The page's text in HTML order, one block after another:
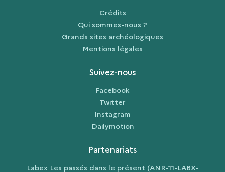
Crédits
Qui sommes-nous ?
Grands sites archéologiques
Mentions légales
Suivez-nous
Facebook
Twitter
Instagram
Dailymotion
Partenariats
Labex Les passés dans le présent (ANR-11-LABX-